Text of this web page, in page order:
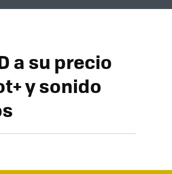
a su precio
y sonido